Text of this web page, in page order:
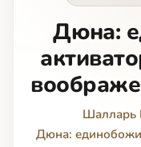
Дюна:
Шалларь
Дюна: